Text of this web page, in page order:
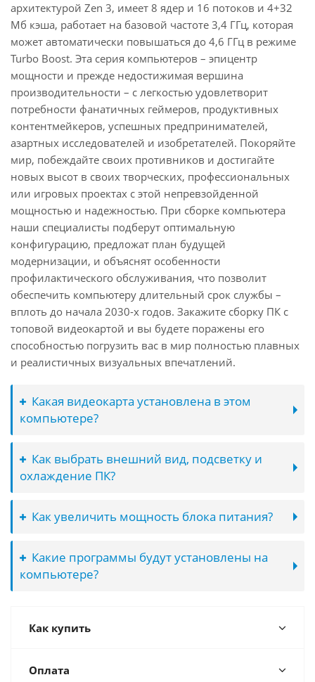
архитектурой Zen 3, имеет 8 ядер и 16 потоков и 4+32
Мб кэша, работает на базовой частоте 3,4 ГГц, которая
может автоматически повышаться до 4,6 ГГц в режиме
Turbo Boost. Эта серия компьютеров – эпицентр
мощности и прежде недостижимая вершина
производительности – с легкостью удовлетворит
потребности фанатичных геймеров, продуктивных
контентмейкеров, успешных предпринимателей,
азартных исследователей и изобретателей. Покоряйте
мир, побеждайте своих противников и достигайте
новых высот в своих творческих, профессиональных
или игровых проектах с этой непревзойденной
мощностью и надежностью. При сборке компьютера
наши специалисты подберут оптимальную
конфигурацию, предложат план будущей
модернизации, и объяснят особенности
профилактического обслуживания, что позволит
обеспечить компьютеру длительный срок службы –
вплоть до начала 2030-х годов. Закажите сборку ПК с
топовой видеокартой и вы будете поражены его
способностью погрузить вас в мир полностью плавных
и реалистичных визуальных впечатлений.
Какая видеокарта установлена в этом
компьютере?
Как выбрать внешний вид, подсветку и
охлаждение ПК?
Как увеличить мощность блока питания?
Какие программы будут установлены на
компьютере?
Как купить
Оплата